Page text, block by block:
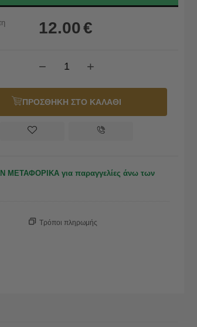
12.00€
+
−
ΠΡΟΣΘΗΚΗ ΣΤΟ ΚΑΛΑΘΙ
ΜΕΤΑΦΟΡΙΚΑ για παραγγελίες άνω των
Τρόποι πληρωμής